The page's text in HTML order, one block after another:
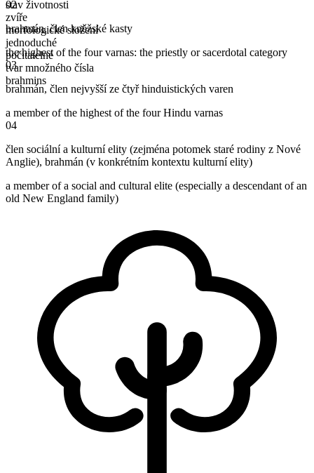
stav životnosti
zvíře
morfologické složení
jednoduché
počitatelné
tvar množného čísla
brahmins
02
brahmán,člen kněžské kasty
the highest of the four varnas: the priestly or sacerdotal category
03
brahmán, člen nejvyšší ze čtyř hinduistických varen
a member of the highest of the four Hindu varnas
04
člen sociální a kulturní elity (zejména potomek staré rodiny z Nové
Anglie), brahmán (v konkrétním kontextu kulturní elity)
a member of a social and cultural elite (especially a descendant of an
old New England family)